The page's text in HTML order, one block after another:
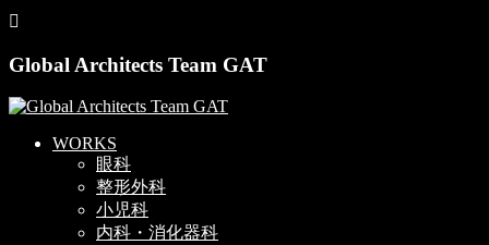
Global Architects Team GAT
WORKS
眼科
整形外科
小児科
内科・消化器科